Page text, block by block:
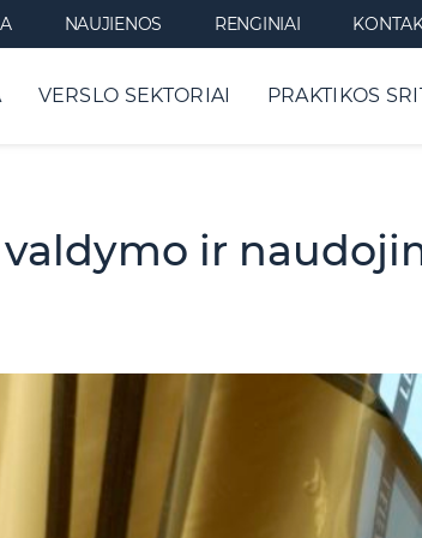
NAUJIENOS RENGINIAI
VERSLO SEKTORIAI PRAKTIKOS
ir